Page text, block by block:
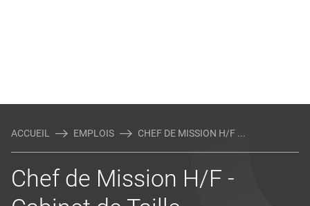
ACCUEIL EMPLOIS CHEF DE MISSION H/F ...
Chef de Mission H/F -